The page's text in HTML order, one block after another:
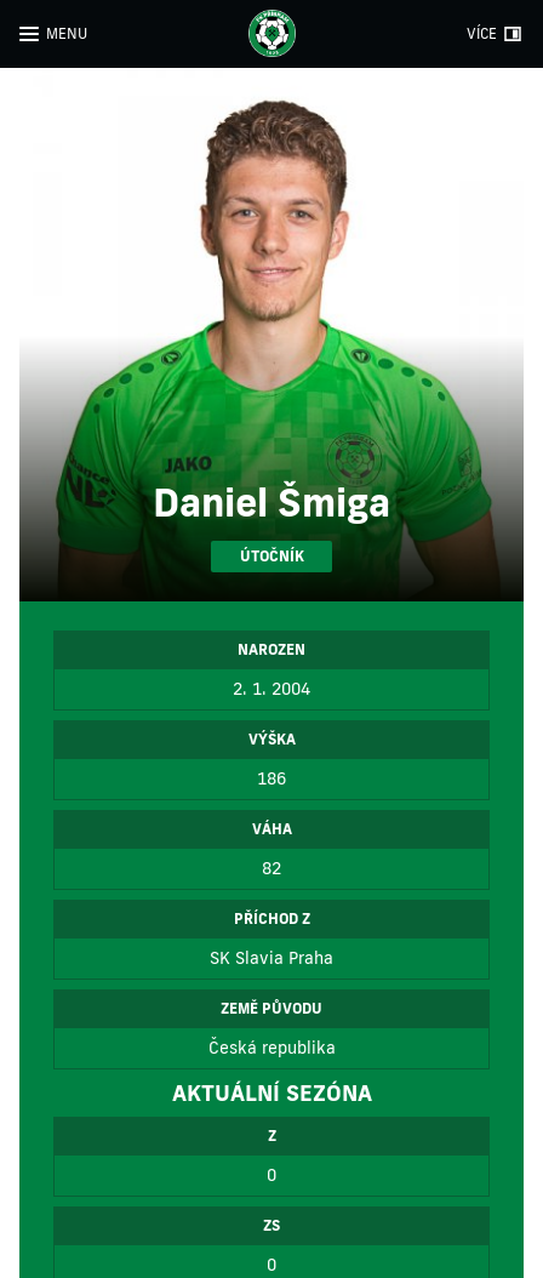
MENU VÍCE
Daniel Šmiga
ÚTOČNÍK
NAROZEN
2. 1. 2004
VÝŠKA
186
VÁHA
82
PŘÍCHOD Z
SK Slavia Praha
ZEMĚ PŮVODU
Česká republika
AKTUÁLNÍ SEZÓNA
Z
0
ZS
0